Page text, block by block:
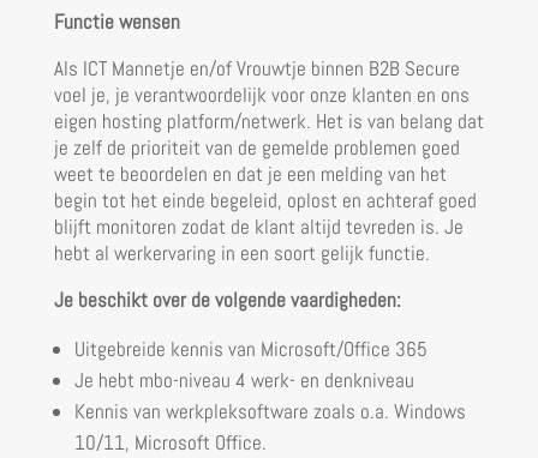
Functie wensen
Als ICT Mannetje en/of Vrouwtje binnen B2B Secure
voel je, je verantwoordelijk voor onze klanten en ons
eigen hosting platform/netwerk. Het is van belang dat
je zelf de prioriteit van de gemelde problemen goed
weet te beoordelen en dat je een melding van het
begin tot het einde begeleid, oplost en achteraf goed
blijft monitoren zodat de klant altijd tevreden is. Je
hebt al werkervaring in een soort gelijk functie.
Je beschikt over de volgende vaardigheden:
Uitgebreide kennis van Microsoft/Office 365
Je hebt mbo-niveau 4 werk- en denkniveau
Kennis van werkpleksoftware zoals o.a. Windows
10/11, Microsoft Office.